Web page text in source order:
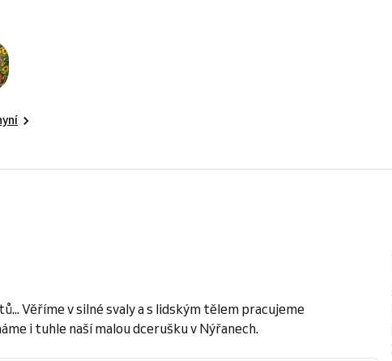
Věříme v silné svaly a s lidským tělem pracujeme
i tuhle naší malou dcerušku v Nýřanech.